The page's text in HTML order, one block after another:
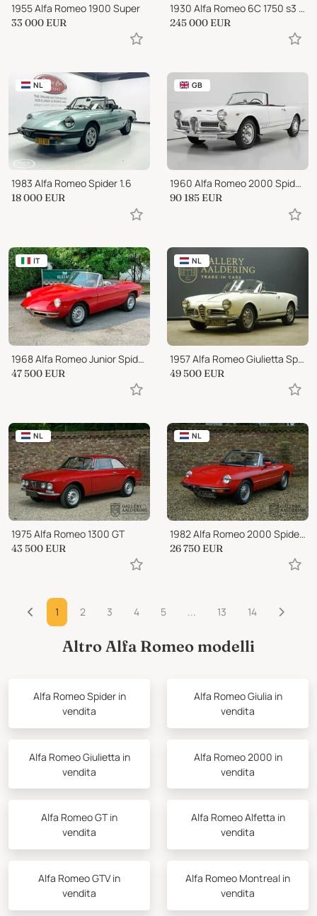
1955 Alfa Romeo 1900 Super
33 000 EUR
1930 Alfa Romeo 6C 1750 s3 CABRIOLET PININFARINA
245 000 EUR
NL
1983 Alfa Romeo Spider 1.6
18 000 EUR
GB
1960 Alfa Romeo 2000 Spider LHD with coachwork by Touring of Milan
90 185 EUR
IT
1968 Alfa Romeo Junior Spider 1300 "osso di seppia"
47 500 EUR
NL
1957 Alfa Romeo Giulietta Spider
49 500 EUR
NL
1975 Alfa Romeo 1300 GT
43 500 EUR
NL
1982 Alfa Romeo 2000 Spider Veloce
26 750 EUR
1 2 3 4 5 ... 13 14
Altro Alfa Romeo modelli
Alfa Romeo Spider in
vendita
Alfa Romeo Giulia in
vendita
Alfa Romeo Giulietta in
vendita
Alfa Romeo 2000 in
vendita
Alfa Romeo GT in
vendita
Alfa Romeo Alfetta in
vendita
Alfa Romeo GTV in
vendita
Alfa Romeo Montreal in
vendita